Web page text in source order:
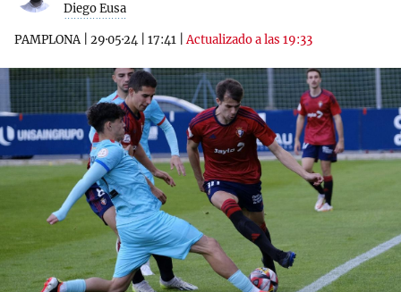
Diego Eusa
PAMPLONA| 29·05·24 17:41 |Actualizado a las 19:33